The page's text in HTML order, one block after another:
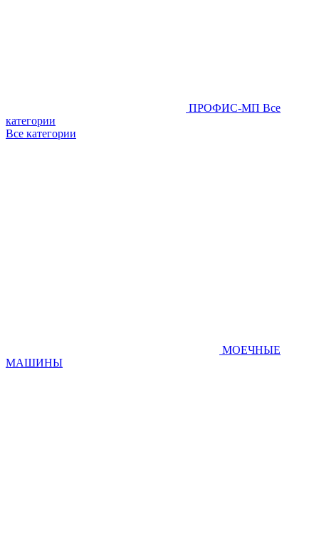
ПРОФИС-МП Все
категории
Все категории
МОЕЧНЫЕ
МАШИНЫ